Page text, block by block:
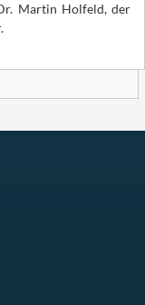
Martin Holfeld, der